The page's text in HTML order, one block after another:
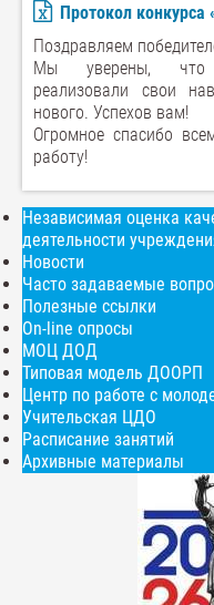
Протокол конкурса
Поздравляем
Мы уверены, что
реализовали свои
нового. Успехов вам!
Огромное спасибо
работу!
Независимая оценка
деятельности
Новости
Часто задаваемые
Полезные ссылки
On-line опросы
МОЦ ДОД
Типовая модель ДООРП
Центр по работе с
Учительская ЦДО
Расписание занятий
Архивные материалы